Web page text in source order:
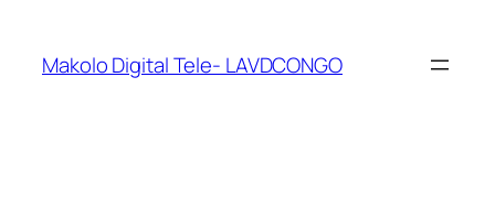
Makolo Digital Tele- LAVDCONGO